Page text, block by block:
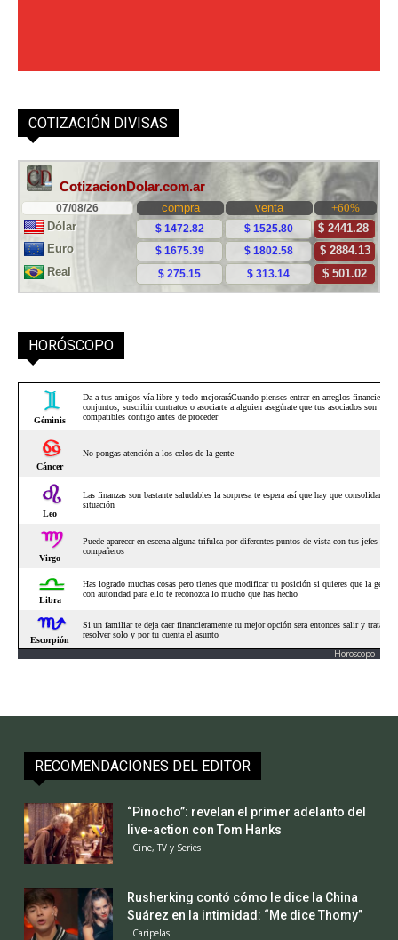
COTIZACIÓN DIVISAS
HORÓSCOPO
Horoscopo
RECOMENDACIONES DEL EDITOR
“Pinocho”: revelan el primer adelanto del
live-action con Tom Hanks
Cine, TV y Series
Rusherking contó cómo le dice la China
Suárez en la intimidad: “Me dice Thomy”
Caripelas